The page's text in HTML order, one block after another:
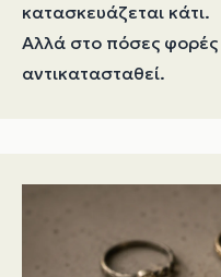
κατασκευάζεται κάτι.
Αλλά στο πόσες φορές
αντικατασταθεί.